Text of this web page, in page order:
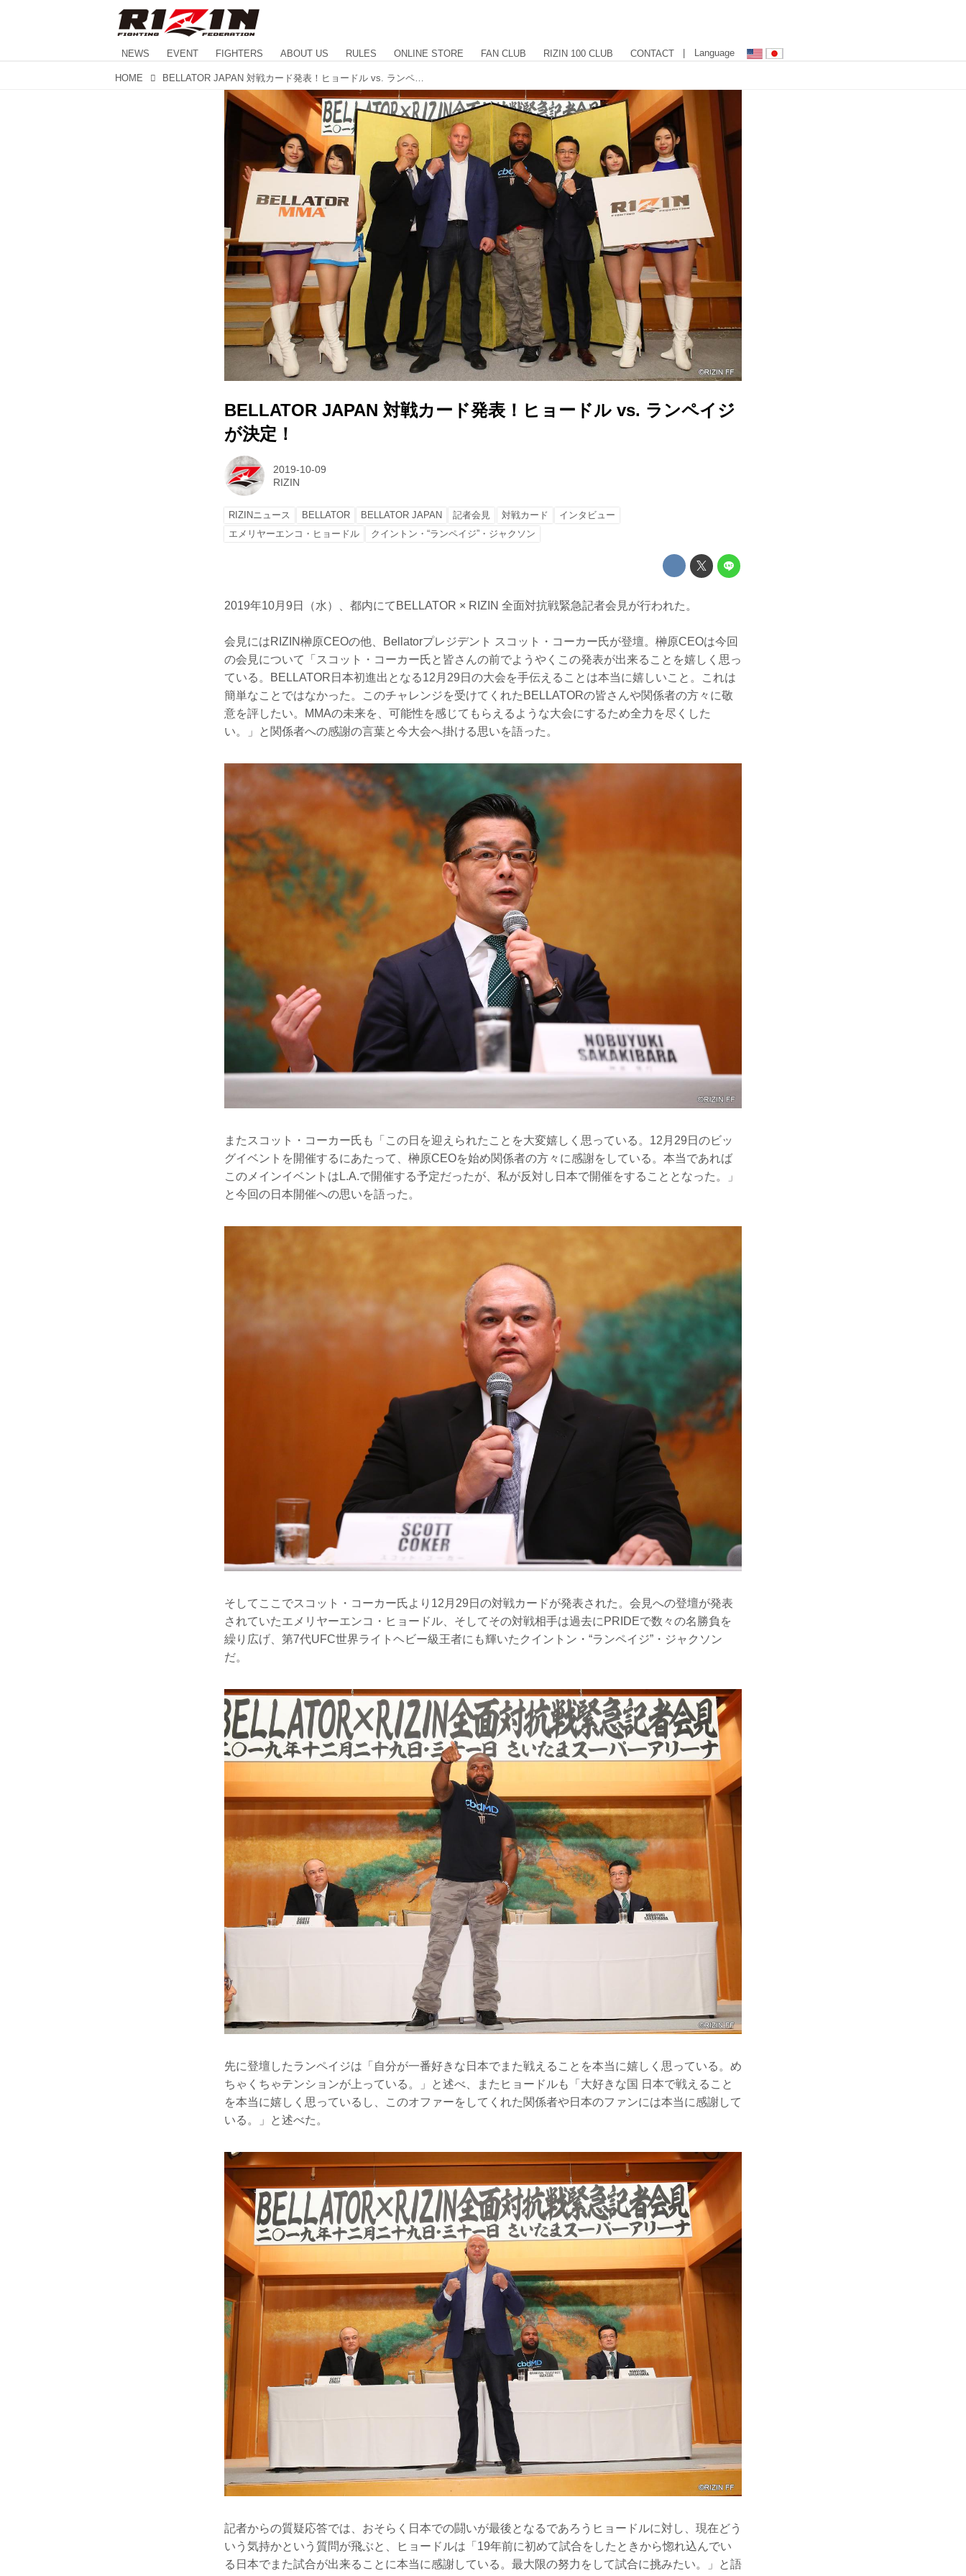
NEWS EVENT FIGHTERS ABOUT US RULES ONLINE STORE FAN CLUB RIZIN 100 CLUB CONTACT | Language
HOME
BELLATOR JAPAN 対戦カード発表！ヒョードル vs. ランペイジ
が決定！
2019-10-09
RIZIN
RIZINニュース BELLATOR BELLATOR JAPAN 記者会見 対戦カード
インタビュー
エメリヤーエンコ・ヒョードル
クイントン・“ランペイジ”・ジャクソン
2019年10月9日（水）、都内にてBELLATOR × RIZIN 全面対抗戦緊急記者会見が行われた。
会見にはRIZIN榊原CEOの他、Bellatorプレジデント スコット・コーカー氏が登壇。榊原CEOは今回
の会見について「スコット・コーカー氏と皆さんの前でようやくこの発表が出来ることを嬉しく思っ
ている。BELLATOR日本初進出となる12月29日の大会を手伝えることは本当に嬉しいこと。これは
簡単なことではなかった。このチャレンジを受けてくれたBELLATORの皆さんや関係者の方々に敬
意を評したい。MMAの未来を、可能性を感じてもらえるような大会にするため全力を尽くした
い。」と関係者への感謝の言葉と今大会へ掛ける思いを語った。
またスコット・コーカー氏も「この日を迎えられたことを大変嬉しく思っている。12月29日のビッ
グイベントを開催するにあたって、榊原CEOを始め関係者の方々に感謝をしている。本当であれば
このメインイベントはL.A.で開催する予定だったが、私が反対し日本で開催をすることとなった。」
と今回の日本開催への思いを語った。
そしてここでスコット・コーカー氏より12月29日の対戦カードが発表された。会見への登壇が発表
されていたエメリヤーエンコ・ヒョードル、そしてその対戦相手は過去にPRIDEで数々の名勝負を
繰り広げ、第7代UFC世界ライトヘビー級王者にも輝いたクイントン・“ランペイジ”・ジャクソン
だ。
先に登壇したランペイジは「自分が一番好きな日本でまた戦えることを本当に嬉しく思っている。め
ちゃくちゃテンションが上っている。」と述べ、またヒョードルも「大好きな国 日本で戦えること
を本当に嬉しく思っているし、このオファーをしてくれた関係者や日本のファンには本当に感謝して
いる。」と述べた。
記者からの質疑応答では、おそらく日本での闘いが最後となるであろうヒョードルに対し、現在どう
いう気持かという質問が飛ぶと、ヒョードルは「19年前に初めて試合をしたときから惚れ込んでい
る日本でまた試合が出来ることに本当に感謝している。最大限の努力をして試合に挑みたい。」と語